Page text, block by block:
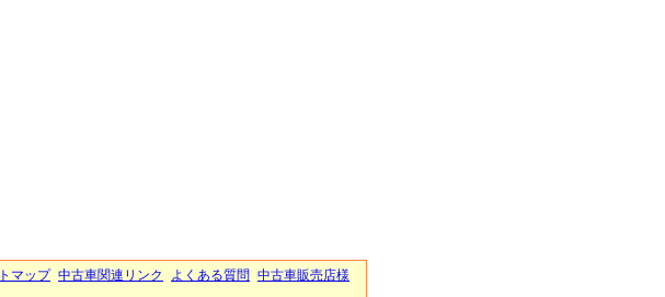
マップ 中古車関連リンク よくある質問 中古車販売店様